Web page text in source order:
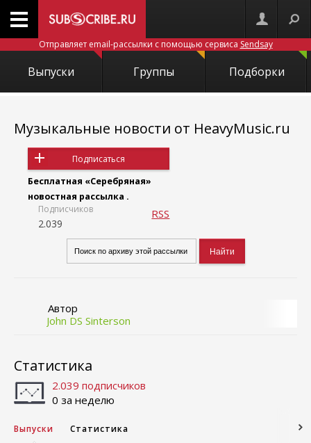
Отправляет email-рассылки с помощью сервиса Sendsay
Выпуски Группы Подборки
Музыкальные новости от HeavyMusic.ru
Подписаться
Бесплатная «Серебряная»
новостная рассылка .
Подписчиков
2.039
RSS
Автор
John DS Sinterson
Статистика
2.039 подписчиков
0 за неделю
Выпуски Статистика